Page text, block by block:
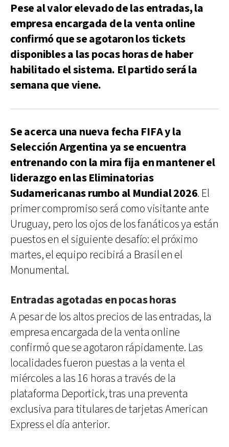
Pese al valor elevado de las entradas, la
empresa encargada de la venta online
confirmó que se agotaron los tickets
disponibles a las pocas horas de haber
habilitado el sistema. El partido será la
semana que viene.
Se acerca una nueva fecha FIFA y la
Selección Argentina ya se encuentra
entrenando con la mira fija en mantener el
liderazgo en las Eliminatorias
Sudamericanas rumbo al Mundial 2026. El
primer compromiso será como visitante ante
Uruguay, pero los ojos de los fanáticos ya están
puestos en el siguiente desafío: el próximo
martes, el equipo recibirá a Brasil en el
Monumental.
Entradas agotadas en pocas horas
A pesar de los altos precios de las entradas, la
empresa encargada de la venta online
confirmó que se agotaron rápidamente. Las
localidades fueron puestas a la venta el
miércoles a las 16 horas a través de la
plataforma Deportick, tras una preventa
exclusiva para titulares de tarjetas American
Express el día anterior.